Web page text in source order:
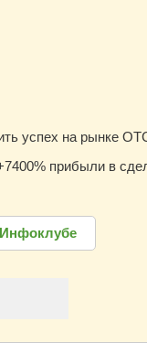
успех на рынке
прибыли в